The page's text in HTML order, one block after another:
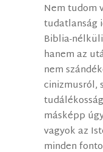
Nem tudom
tudatlanság
Biblia-
hanem az
nem
cinizmusról,
másképp
vagyok az
minden